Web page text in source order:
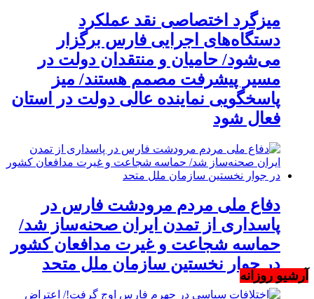
میزگرد اختصاصی نقد عملکرد
دستگاه‌های اجرایی فارس برگزار
می‌شود/ حامیان و منتقدان دولت در
مسیر پیشرفت مصمم هستند/ میز
پاسخگویی نماینده عالی دولت در استان
فعال شود
دفاع ملی مردم مرودشت فارس در
پاسداری از تمدن ایران صحنه‌ساز شد/
حماسه شجاعت و غیرت مدافعان کشور
در جوار نخستین سازمان ملل متحد
آرشیو روزانه